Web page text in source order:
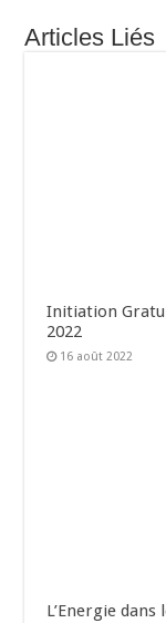
Articles Liés
Initiation
2022
16 août 2022
L’Energie